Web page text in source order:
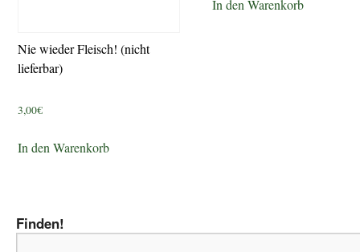
Nie wieder Fleisch! (nicht
lieferbar)
3,00€
In den Warenkorb
In den Warenkorb
Finden!